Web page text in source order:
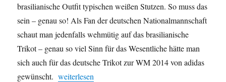
brasilianische Outfit typischen weißen Stutzen. So muss das
sein – genau so! Als Fan der deutschen Nationalmannschaft
schaut man jedenfalls wehmütig auf das brasilianische
Trikot – genau so viel Sinn für das Wesentliche hätte man
sich auch für das deutsche Trikot zur WM 2014 von adidas
gewünscht.„WM Trikot Brasilien offiziell vorgestellt“
weiterlesen